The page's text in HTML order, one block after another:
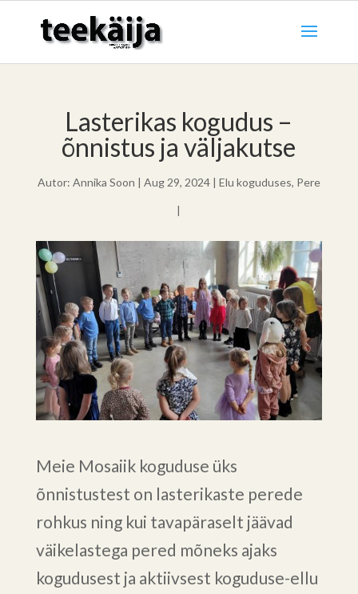
Lasterikas kogudus –
õnnistus ja väljakutse
Autor: Annika Soon | Aug 29, 2024| Elu koguduses, Pere
|
Meie Mosaiik koguduse üks
õnnistustest on lasterikaste perede
rohkus ning kui tavapäraselt jäävad
väikelastega pered mõneks ajaks
kogudusest ja aktiivsest koguduse-ellu